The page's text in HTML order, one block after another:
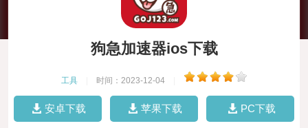
狗急加速器ios下载
工具 时间：2023-12-04
安卓下载 苹果下载 PC下载